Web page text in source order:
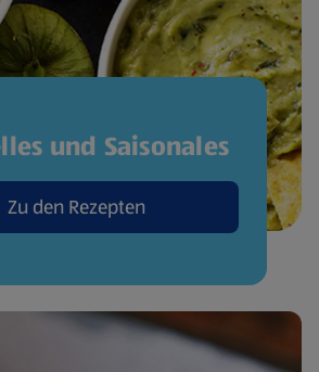
und Saisonales
Zu den Rezepten